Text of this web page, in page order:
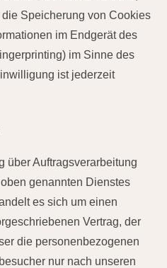
Speicherung von Cookies
im Endgerät des
im Sinne des
ist jederzeit
über Auftragsverarbeitung
genannten Dienstes
es sich um einen
Vertrag, der
die personenbezogenen
nur nach unseren